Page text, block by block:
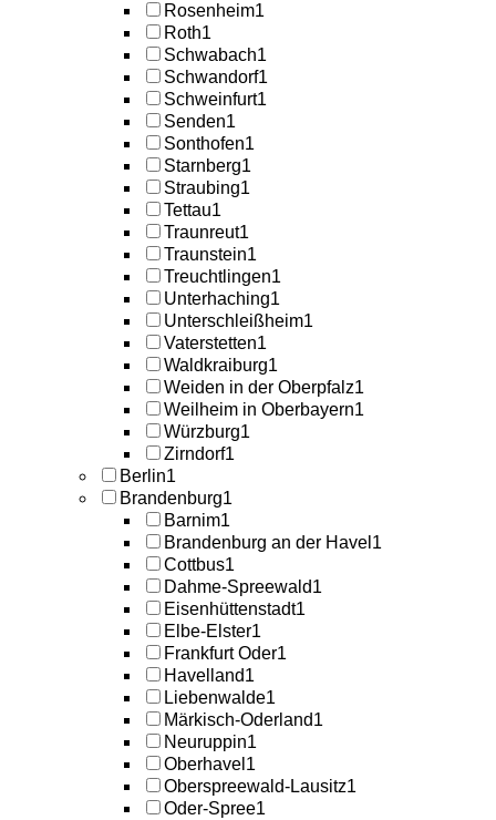
Rosenheim1
Roth1
Schwabach1
Schwandorf1
Schweinfurt1
Senden1
Sonthofen1
Starnberg1
Straubing1
Tettau1
Traunreut1
Traunstein1
Treuchtlingen1
Unterhaching1
Unterschleißheim1
Vaterstetten1
Waldkraiburg1
Weiden in der Oberpfalz1
Weilheim in Oberbayern1
Würzburg1
Zirndorf1
Berlin1
Brandenburg1
Barnim1
Brandenburg an der Havel 1
Cottbus1
Dahme-Spreewald1
Eisenhüttenstadt1
Elbe-Elster1
Frankfurt Oder1
Havelland1
Liebenwalde1
Märkisch-Oderland1
Neuruppin1
Oberhavel 1
Oberspreewald-Lausitz1
Oder-Spree1